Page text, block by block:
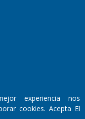
experiencia nos
cookies. Acepta El